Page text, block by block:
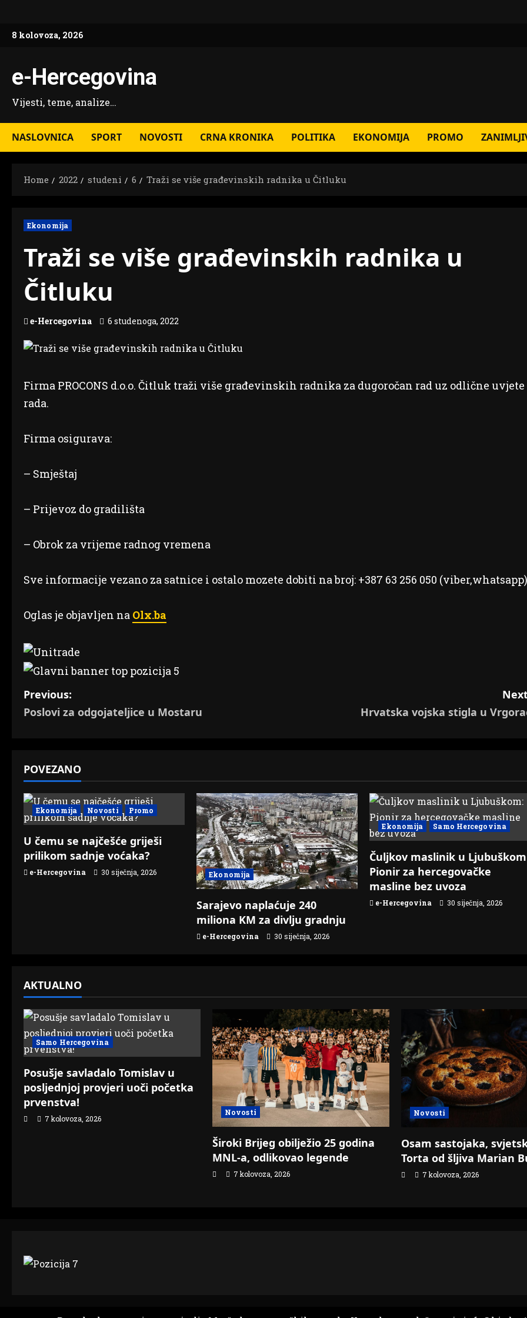
content
8 kolovoza, 2026
e-Hercegovina
Vijesti, teme, analize…
NASLOVNICA SPORT NOVOSTI CRNA KRONIKA POLITIKA EKONOMIJA PROMO
Home 2022 studeni 6 Traži se više građevinskih radnika u Čitluku
Ekonomija
Traži se više građevinskih radnika u
Čitluku
e-Hercegovina 6 studenoga, 2022
Firma PROCONS d.o.o. Čitluk traži više građevinskih radnika za dugoročan rad uz odlične uvjete
rada.
Firma osigurava:
– Smještaj
– Prijevoz do gradilišta
– Obrok za vrijeme radnog vremena
Sve informacije vezano za satnice i ostalo mozete dobiti na broj: +387 63 256 050
Oglas je objavljen na Olx.ba
P
o
t
n
a
v
i
o
n
Previous:
Poslovi za odgojateljice u Mostaru
Hrvatska vojska stigla u
POVEZANO
Ekonomija Novosti Promo
U čemu se najčešće griješi
prilikom sadnje voćaka?
e-Hercegovina 30 siječnja, 2026 Ekonomija
Sarajevo naplaćuje 240
miliona KM za divlju gradnju
e-Hercegovina 30 siječnja, 2026
Ekonomija Samo Hercegovina
Čuljkov maslinik u
Pionir za hercegovačke
masline bez uvoza
e-Hercegovina 30 siječnja, 2026
AKTUALNO
Samo Hercegovina
Posušje savladalo Tomislav u
posljednjoj provjeri uoči početka
prvenstva!
7 kolovoza, 2026
Novosti
Široki Brijeg obilježio 25 godina
MNL-a, odlikovao legende
7 kolovoza, 2026
Novosti
Osam sastojaka,
Torta od šljiva Marian
7 kolovoza, 2026